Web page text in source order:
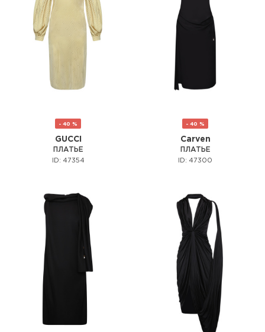
- 40 %
GUCCI
ПЛАТЬЕ
ID: 47354
- 40 %
Carven
ПЛАТЬЕ
ID: 47300